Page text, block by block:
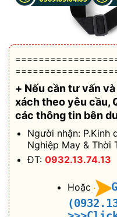
+ Nếu cần tư vấn
xách theo yêu cầu,
các thông tin bên
Người nhận: P.Kinh
Nghiệp May & Thời
ĐT: 0932.13.74.13
Hoặc